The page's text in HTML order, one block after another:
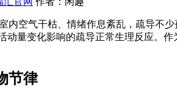
内空气干枯、情绪作息紊乱，疏导不
动量变化影响的疏导正常生理反应。
节律